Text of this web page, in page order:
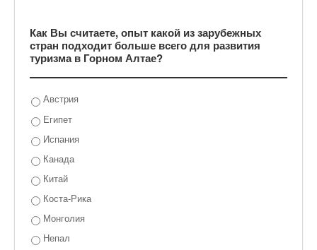
Как Вы считаете, опыт какой из зарубежных
стран подходит больше всего для развития
туризма в Горном Алтае?
Австрия
Египет
Испания
Канада
Китай
Коста-Рика
Монголия
Непал